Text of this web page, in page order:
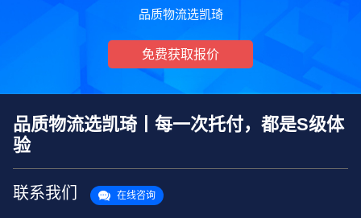
品质物流选凯琦
免费获取报价
品质物流选凯琦丨每一次托付，都是S级体
验
联系我们 在线咨询